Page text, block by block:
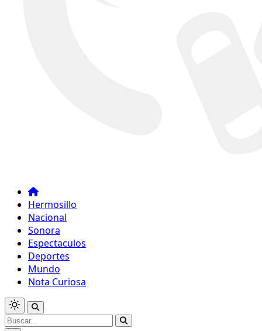
Hermosillo
Nacional
Sonora
Espectaculos
Deportes
Mundo
Nota Curiosa